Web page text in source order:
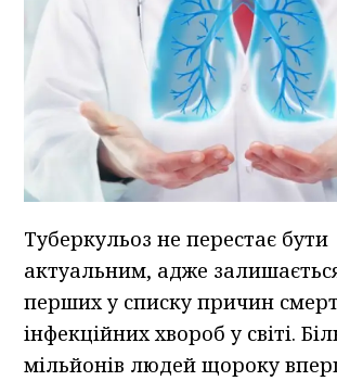
Туберкульоз не перестає бути
актуальним, адже
перших у списку причин
інфекційних хвороб у світі.
мільйонів людей щороку